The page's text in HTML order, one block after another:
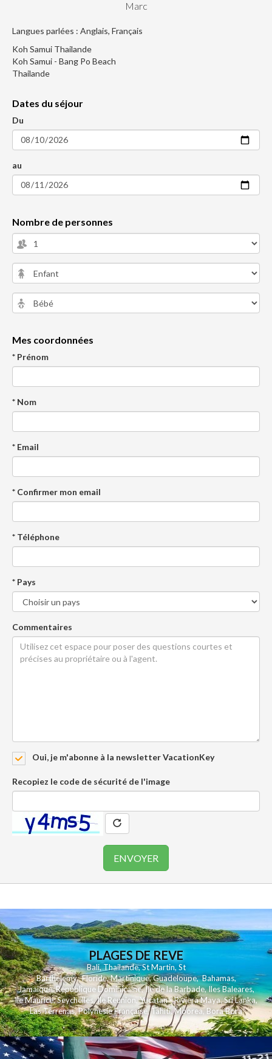
Marc
Langues parlées : Anglais, Français
Koh Samui Thailande
Koh Samui - Bang Po Beach
Thailande
Dates du séjour
Du
au
Nombre de personnes
Mes coordonnées
* Prénom
* Nom
* Email
* Confirmer mon email
* Téléphone
* Pays
Commentaires
Oui, je m'abonne à la newsletter VacationKey
Recopiez le code de sécurité de l'image
PLAGES DE REVE
Bali,Thailande,St Martin,St
Barthelemy,Floride,Martinique,Guadeloupe,Bahamas,
Jamaique,Republique Dominicaine,Ile de la Barbade,Iles Baleares,
Ile Maurice,Seychelles,Ile Reunion,Yucatan - Riviera Maya,Sri Lanka,
Las Terrenas,Polynesie Française,Tahiti,Moorea, Bora Bora